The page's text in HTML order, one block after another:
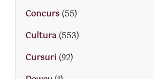
Concurs(55)
Cultura(553)
Cursuri (92)